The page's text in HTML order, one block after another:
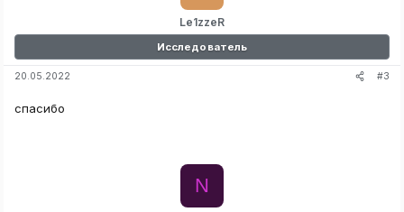
Le1zzeR
Исследователь
20.05.2022 #3
спасибо
N